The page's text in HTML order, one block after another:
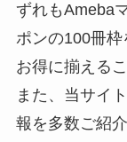
ずれもAmeba
ポンの100冊
お得に揃える
また、当サイ
報を多数ご紹